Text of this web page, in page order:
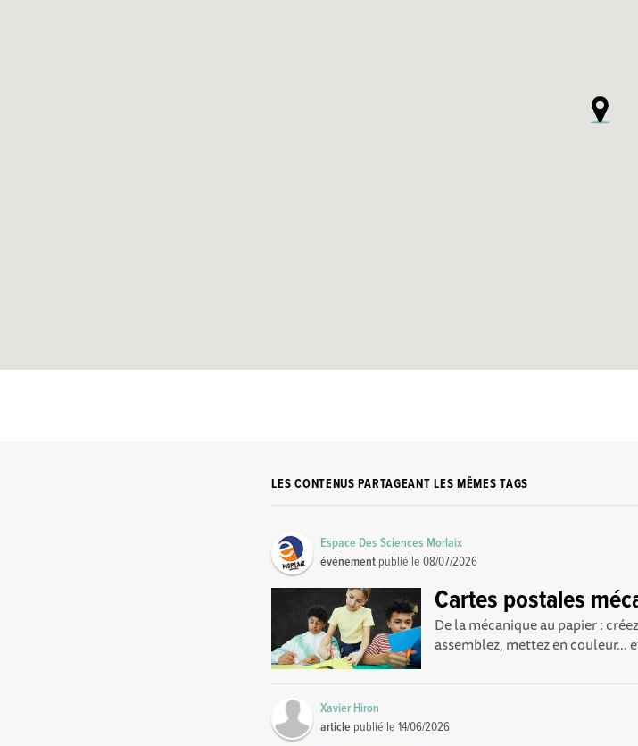
LES CONTENUS PARTAGEANT LES MÊMES TAGS
Espace Des Sciences Morlaix
événement publié le08/07/2026
Cartes postales
De la mécanique au papier :
assemblez, mettez en couleur…
Xavier Hiron
article publié le14/06/2026